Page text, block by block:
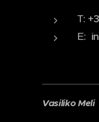
Τ:
Ε:
Vasiliko Meli